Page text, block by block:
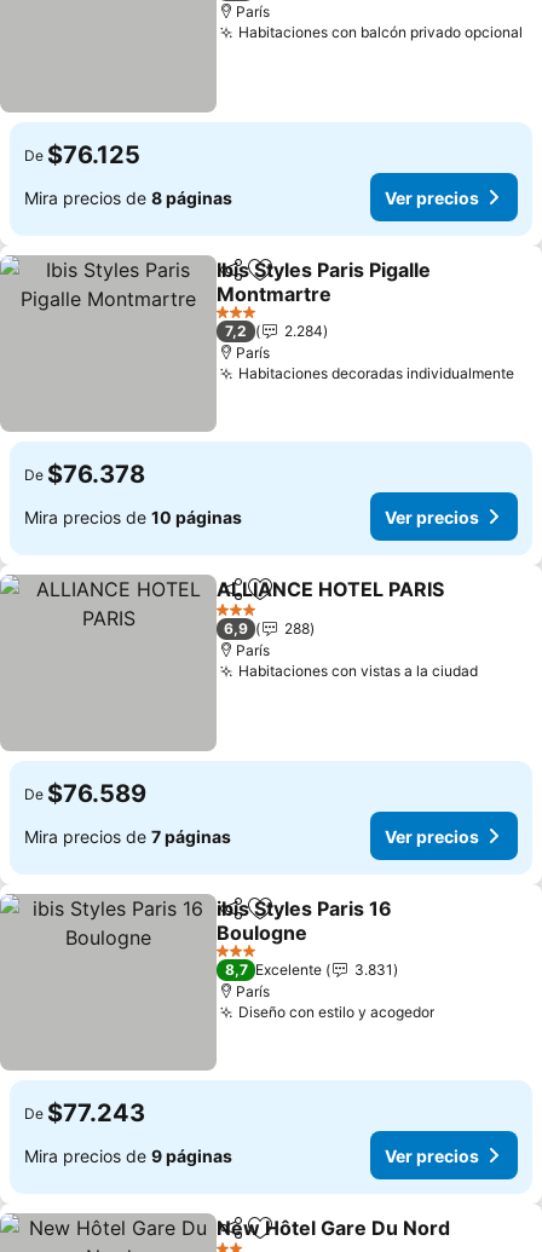
París
Habitaciones con balcón privado opcional
De $76.125
Mira precios de 8 páginas Ver precios
CompartirAgregar a favoritos
Ibis Styles Paris Pigalle
Montmartre
Ver precios
3 Estrellas
7,2
2.284
París
Habitaciones decoradas individualmente
De $76.378
Mira precios de 10 páginas Ver precios
CompartirAgregar a favoritos
ALLIANCE HOTEL PARIS
3 Estrellas
6,9
288
París
Habitaciones con vistas a la ciudadVer
De $76.589
Mira precios de 7 páginas Ver precios
CompartirAgregar a favoritos
ibis Styles Paris 16
Boulogne
Ver precios
3 Estrellas
8,7 Excelente
3.831
París
Diseño con estilo y acogedorVer precios
De $77.243
Mira precios de 9 páginas Ver precios
CompartirAgregar a favoritos
New Hôtel Gare Du Nord